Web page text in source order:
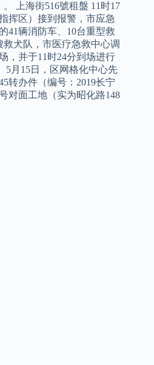
上海街516號租盤 11时17
挥区）接到报警，市应急
41辆消防车、10台重型救
犬队，市医疗急救中心调
，并于11时24分到场进行
5月15日，区网格化中心先
转办件（编号：2019长宁
对面工地（实为昭化路148